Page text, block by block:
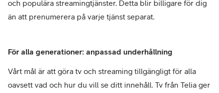
och populära streamingtjänster. Detta blir billigare för dig
än att prenumerera på varje tjänst separat.
För alla generationer: anpassad underhållning
Vårt mål är att göra tv och streaming tillgängligt för alla
oavsett vad och hur du vill se ditt innehåll. Tv från Telia ger